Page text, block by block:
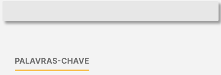
PALAVRAS-CHAVE